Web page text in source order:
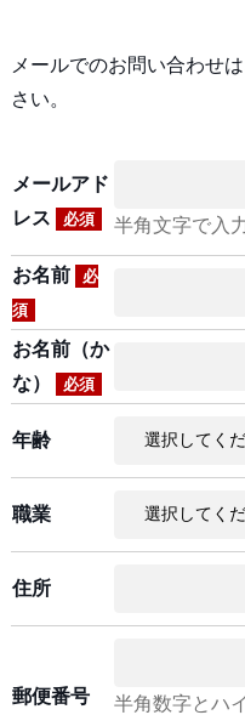
メールでのお問い合わせ
さい。
メールアド
レス
必須 半角文字で入
お名前
必
須
お名前（か
な）
必須
年齢
職業
住所
郵便番号 半角数字とハ